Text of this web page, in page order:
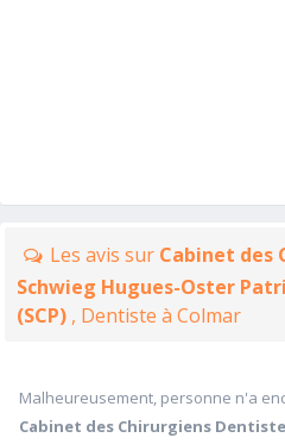
Les avis sur Cabinet des
Schwieg Hugues-Oster
(SCP) , Dentiste à Colmar
Malheureusement, personne n'a
Cabinet des Chirurgiens